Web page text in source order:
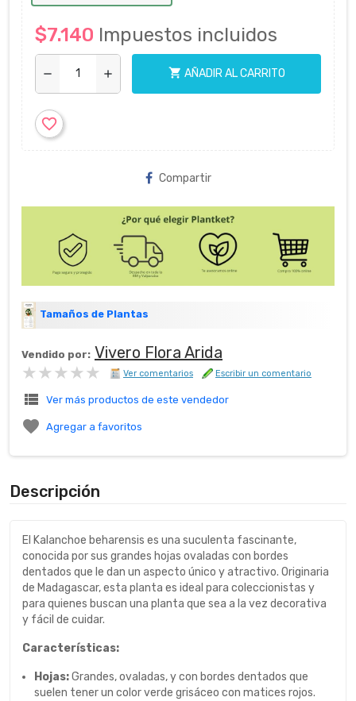
$7.140 Impuestos incluidos
remove add shopping_cart AÑADIR AL CARRITO
favorite_border
Compartir
Tamaños de Plantas
Vendido por: Vivero Flora Arida
★★★★★
★★★★★ Ver comentarios Escribir un comentario
view_list Ver más productos de este vendedor
 Agregar a favoritos
Descripción
El Kalanchoe beharensis es una suculenta fascinante,
conocida por sus grandes hojas ovaladas con bordes
dentados que le dan un aspecto único y atractivo. Originaria
de Madagascar, esta planta es ideal para coleccionistas y
para quienes buscan una planta que sea a la vez decorativa
y fácil de cuidar.
Características:
Hojas:Grandes, ovaladas, y con bordes dentados que
suelen tener un color verde grisáceo con matices rojos.